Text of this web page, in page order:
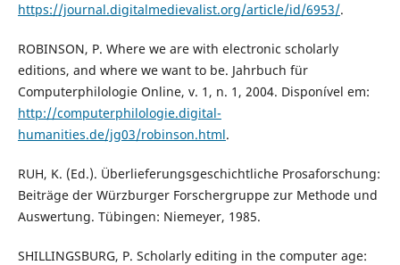
https://journal.digitalmedievalist.org/article/id/6953/.
ROBINSON, P. Where we are with electronic scholarly
editions, and where we want to be. Jahrbuch für
Computerphilologie Online, v. 1, n. 1, 2004. Disponível em:
http://computerphilologie.digital-
humanities.de/jg03/robinson.html.
RUH, K. (Ed.). Überlieferungsgeschichtliche Prosaforschung:
Beiträge der Würzburger Forschergruppe zur Methode und
Auswertung. Tübingen: Niemeyer, 1985.
SHILLINGSBURG, P. Scholarly editing in the computer age: